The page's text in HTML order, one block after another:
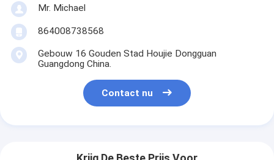
Mr. Michael
864008738568
Gebouw 16 Gouden Stad Houjie Dongguan
Guangdong China.
Contact nu